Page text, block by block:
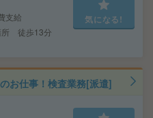
支給
所 徒歩13分
気になる!
お仕事！検査業務[派遣]